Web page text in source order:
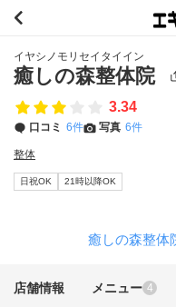
イヤシノモリセイタイイン
癒しの森整体院
3.34
口コミ 6件 写真 6件
整体
日祝OK 21時以降OK
癒しの森整体
店舗情報 メニュー 4